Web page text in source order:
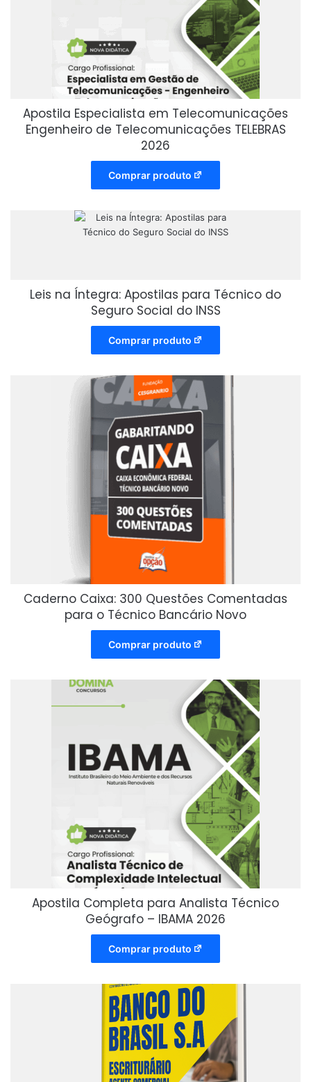
Apostila Especialista em Telecomunicações
Engenheiro de Telecomunicações TELEBRAS
2026
Comprar produto
Leis na Íntegra: Apostilas para Técnico do
Seguro Social do INSS
Comprar produto
Caderno Caixa: 300 Questões Comentadas
para o Técnico Bancário Novo
Comprar produto
Apostila Completa para Analista Técnico
Geógrafo – IBAMA 2026
Comprar produto